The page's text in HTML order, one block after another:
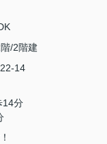
/2階建
14
14分